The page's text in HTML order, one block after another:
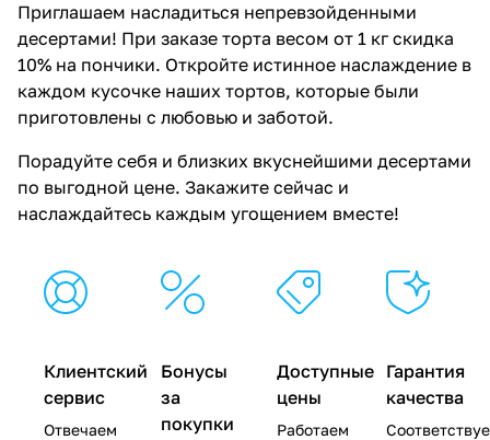
Приглашаем насладиться непревзойденными
десертами! При заказе торта весом от 1 кг скидка
10% на пончики. Откройте истинное наслаждение в
каждом кусочке наших тортов, которые были
приготовлены с любовью и заботой.
Порадуйте себя и близких вкуснейшими десертами
по выгодной цене. Закажите сейчас и
наслаждайтесь каждым угощением вместе!
Клиентский
сервис
Отвечаем
Бонусы
за
покупки
Доступные
цены
Работаем
Гарантия
качества